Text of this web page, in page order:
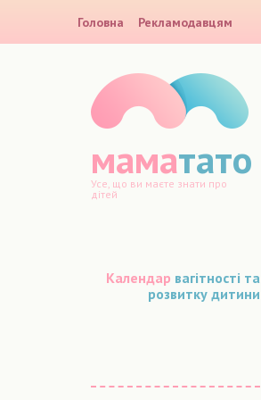
Головна Рекламодавцям
маматато
Усе, що ви маєте знати про
дітей
Календар вагітності та
розвитку дитини